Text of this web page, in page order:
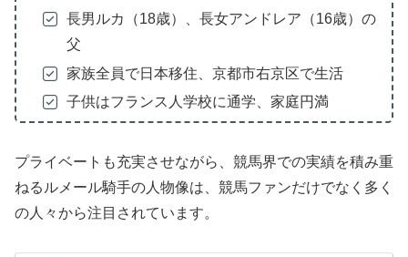
長男ルカ（18歳）、長女アンドレア（16歳）の
父
家族全員で日本移住、京都市右京区で生活
子供はフランス人学校に通学、家庭円満
プライベートも充実させながら、競馬界での実績を積み重
ねるルメール騎手の人物像は、競馬ファンだけでなく多く
の人々から注目されています。